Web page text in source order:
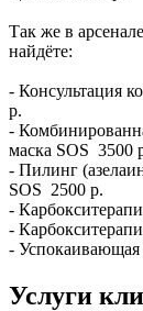
Так же в
найдёте:
- Консультация
р.
-
маска SOS 3500
- Пилинг
SOS 2500 р.
-
-
- Успокаивающая
Услуги